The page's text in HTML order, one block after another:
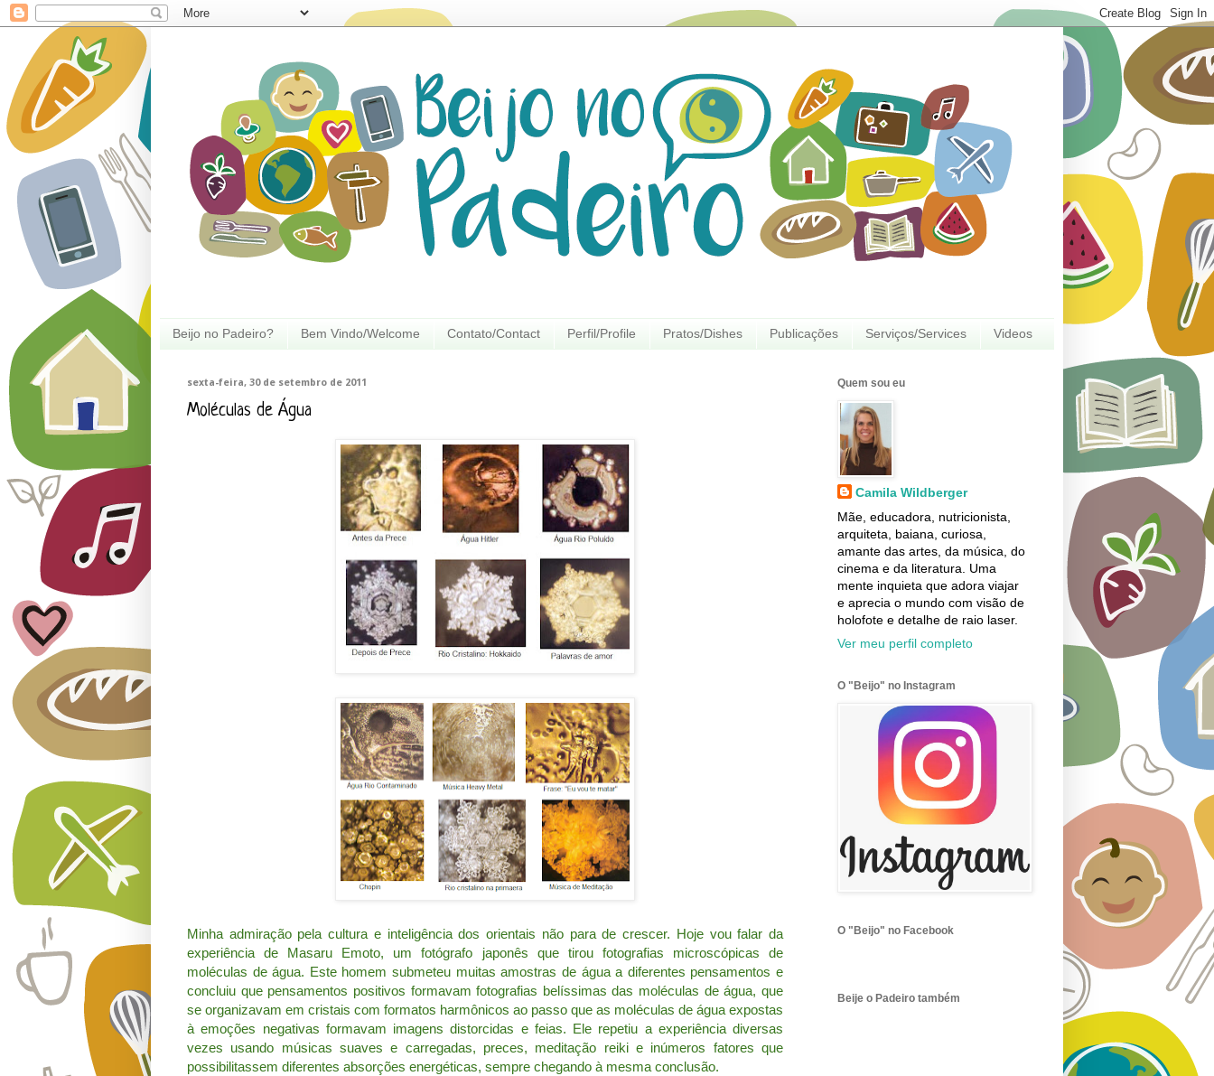
Beijo no Padeiro? Bem Vindo/Welcome Contato/Contact Perfil/Profile Pratos/Dishes Publicações Serviços/Services Videos
sexta-feira, 30 de setembro de 2011
Moléculas de Água
Minha admiração pela cultura e inteligência dos orientais não para de crescer. Hoje vou falar da
experiência de Masaru Emoto, um fotógrafo japonês que tirou fotografias microscópicas de
moléculas de água. Este homem submeteu muitas amostras de água a diferentes pensamentos e
concluiu que pensamentos positivos formavam fotografias belíssimas das moléculas de água, que
se organizavam em cristais com formatos harmônicos ao passo que as moléculas de água expostas
à emoções negativas formavam imagens distorcidas e feias. Ele repetiu a experiência diversas
vezes usando músicas suaves e carregadas, preces, meditação reiki e inúmeros fatores que
possibilitassem diferentes absorções energéticas, sempre chegando à mesma conclusão.
Quem sou eu
Camila Wildberger
Mãe, educadora, nutricionista,
arquiteta, baiana, curiosa,
amante das artes, da música, do
cinema e da literatura. Uma
mente inquieta que adora viajar
e aprecia o mundo com visão de
holofote e detalhe de raio laser.
Ver meu perfil completo
O "Beijo" no Instagram
O "Beijo" no Facebook
Beije o Padeiro também